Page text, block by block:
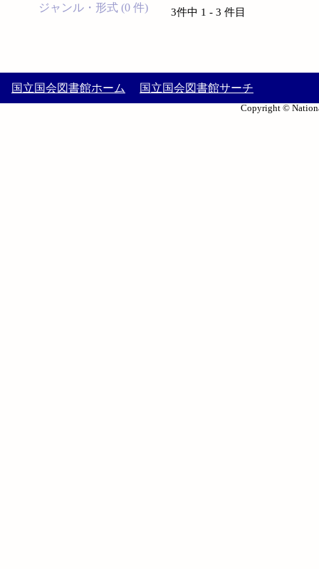
ジャンル・形式 (0 件)
3件中 1 - 3 件目
国立国会図書館ホーム 国立国会図書館サーチ
Copyright ©